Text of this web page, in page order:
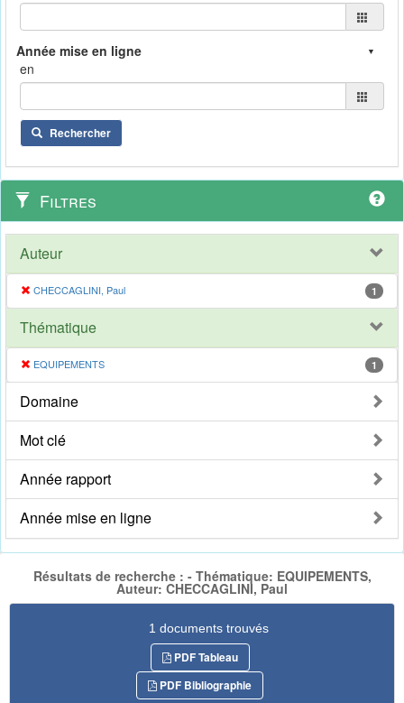
en
Rechercher
Filtres
Auteur
CHECCAGLINI, Paul 1
Thématique
EQUIPEMENTS 1
Domaine
Mot clé
Année rapport
Année mise en ligne
Résultats de recherche : - Thématique: EQUIPEMENTS,
Auteur: CHECCAGLINI, Paul
1 documents trouvés
PDF Tableau
PDF Bibliographie